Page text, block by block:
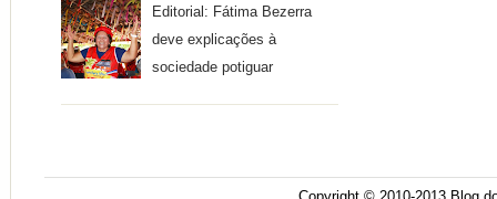
Editorial: Fátima Bezerra
deve explicações à
sociedade potiguar